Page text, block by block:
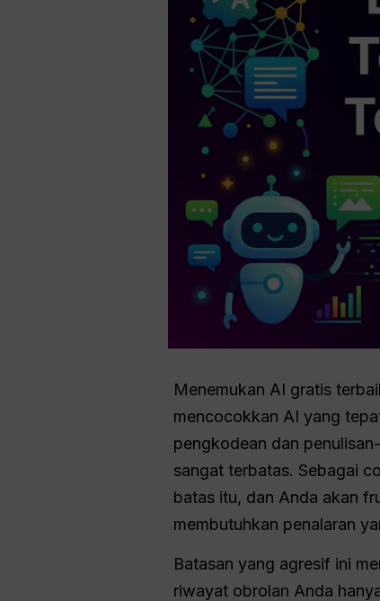
Menemukan AI gratis
mencocokkan AI yang
pengkodean dan
sangat terbatas. Sebagai
batas itu, dan Anda akan
membutuhkan penalaran
Batasan yang agresif ini
riwayat obrolan Anda